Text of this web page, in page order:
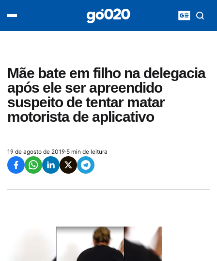
Mãe bate em filho na delegacia
após ele ser apreendido
suspeito de tentar matar
motorista de aplicativo
19 de agosto de 2019·5 min de leitura
acontece agora
entretenimento
vídeos
pod020